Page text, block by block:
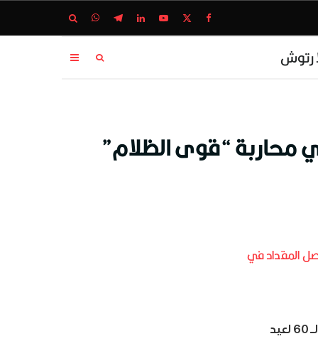
رتوش
محاربة “قوى الظلام”
المقداد في
جاء ذلك على هامش زيارتهما إلى الجزائر للمشاركة في احتفالات الذكرى الـ 60 لعيد